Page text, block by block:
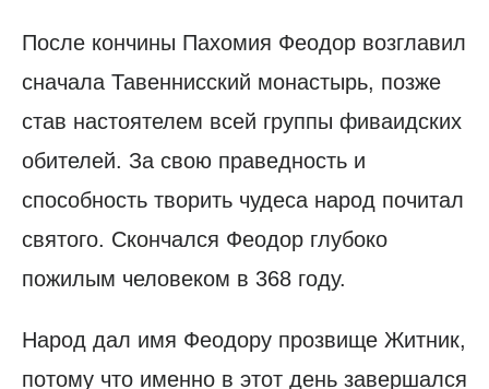
После кончины Пахомия Феодор возглавил
сначала Тавеннисский монастырь, позже
став настоятелем всей группы фиваидских
обителей. За свою праведность и
способность творить чудеса народ почитал
святого. Скончался Феодор глубоко
пожилым человеком в 368 году.
Народ дал имя Феодору прозвище Житник,
потому что именно в этот день завершался